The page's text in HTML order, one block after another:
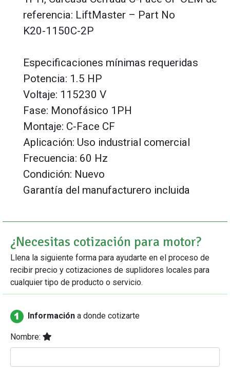
referencia: LiftMaster – Part No
K20-1150C-2P
Especificaciones mínimas requeridas
Potencia: 1.5 HP
Voltaje: 115230 V
Fase: Monofásico 1PH
Montaje: C-Face CF
Aplicación: Uso industrial comercial
Frecuencia: 60 Hz
Condición: Nuevo
Garantía del manufacturero incluida
¿Necesitas cotización para motor?
Llena la siguiente forma para ayudarte en el proceso de
recibir precio y cotizaciones de suplidores locales para
cualquier tipo de producto o servicio.
Información a donde cotizarte
Nombre: